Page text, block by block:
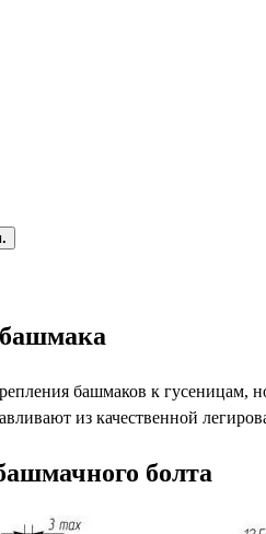
башмаков к гусеницам,
из качественной
болта